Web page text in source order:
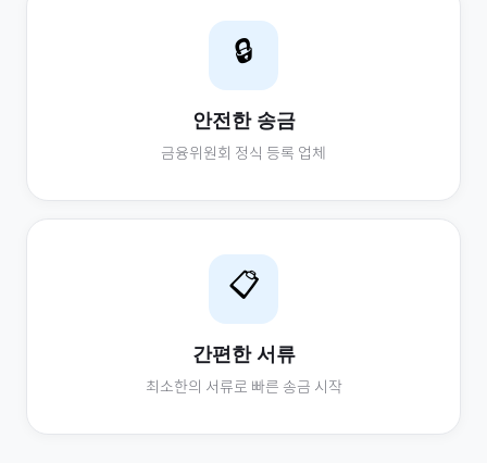
🔒
안전한 송금
금융위원회 정식 등록 업체
📋
간편한 서류
최소한의 서류로 빠른 송금 시작